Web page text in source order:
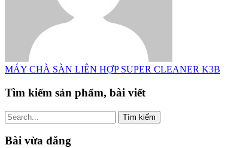
MÁY CHÀ SÀN LIÊN HỢP SUPER CLEANER K3B
Tìm kiếm sản phẩm, bài viết
Tìm
kiếm
cho:
Bài vừa đăng